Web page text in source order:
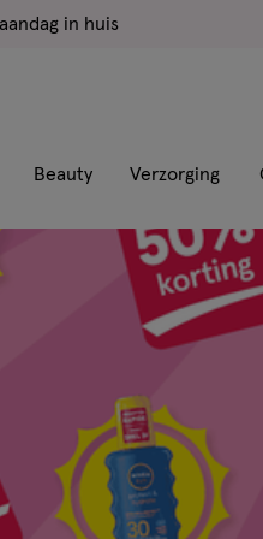
in huis
Beauty Verzorging